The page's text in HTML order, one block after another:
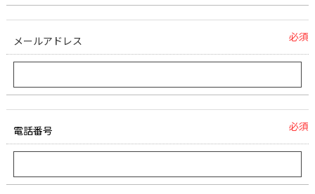
メールアドレス 必須
電話番号 必須